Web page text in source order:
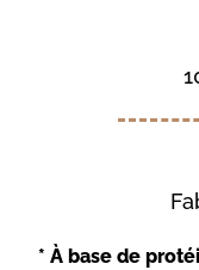
* À base de